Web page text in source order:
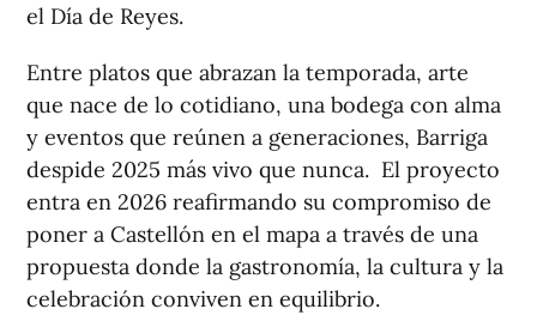
el Día de Reyes.
Entre platos que abrazan la temporada, arte
que nace de lo cotidiano, una bodega con alma
y eventos que reúnen a generaciones, Barriga
despide 2025 más vivo que nunca. El proyecto
entra en 2026 reafirmando su compromiso de
poner a Castellón en el mapa a través de una
propuesta donde la gastronomía, la cultura y la
celebración conviven en equilibrio.